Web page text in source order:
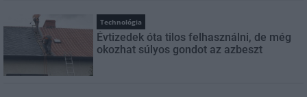
Technológia
Évtizedek óta tilos felhasználni, de még
okozhat súlyos gondot az azbeszt